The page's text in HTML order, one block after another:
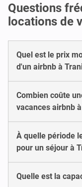
Questions
locations de
Quel est le prix
d'un airbnb à
Combien coûte
vacances airbnb
À quelle période
pour un séjour à
Quelle est la